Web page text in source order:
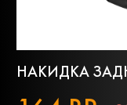
НАКИДКА